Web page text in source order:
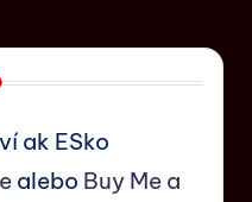
ak ESko
alebo Buy Me a